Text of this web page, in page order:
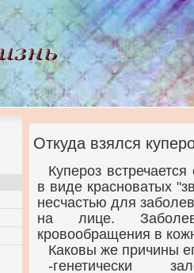
Откуда взялся
Купероз
в виде красноватых
несчастью для
на лице.
кровообращения в
Каковы же причины
-генетически